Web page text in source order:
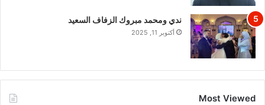
ندي ومحمد مبروك الزفاف السعيد
أكتوبر 11, 2025
Most Viewed